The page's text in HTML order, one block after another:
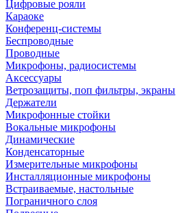
Цифровые рояли
Караоке
Конференц-системы
Беспроводные
Проводные
Микрофоны, радиосистемы
Аксессуары
Ветрозащиты, поп фильтры, экраны
Держатели
Микрофонные стойки
Вокальные микрофоны
Динамические
Конденсаторные
Измерительные микрофоны
Инсталляционные микрофоны
Встраиваемые, настольные
Пограничного слоя